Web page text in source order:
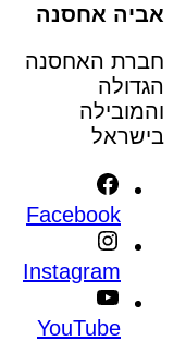
אביה אחסנה
חברת האחסנה
הגדולה
והמובילה
בישראל
Facebook
Instagram
YouTube